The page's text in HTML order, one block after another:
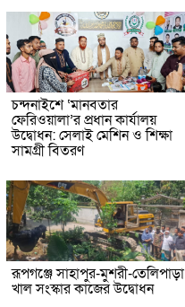
চন্দনাইশে ‘মানবতার
ফেরিওয়ালা’র প্রধান কার্যালয়
উদ্বোধন: সেলাই মেশিন ও শিক্ষা
সামগ্রী বিতরণ
রূপগঞ্জে সাহাপুর-মুশরী-তেলিপাড়া
খাল সংস্কার কাজের উদ্বোধন